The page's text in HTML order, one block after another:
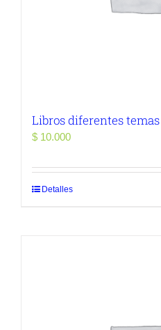
Libros diferentes temas
$ 10.000
Detalles